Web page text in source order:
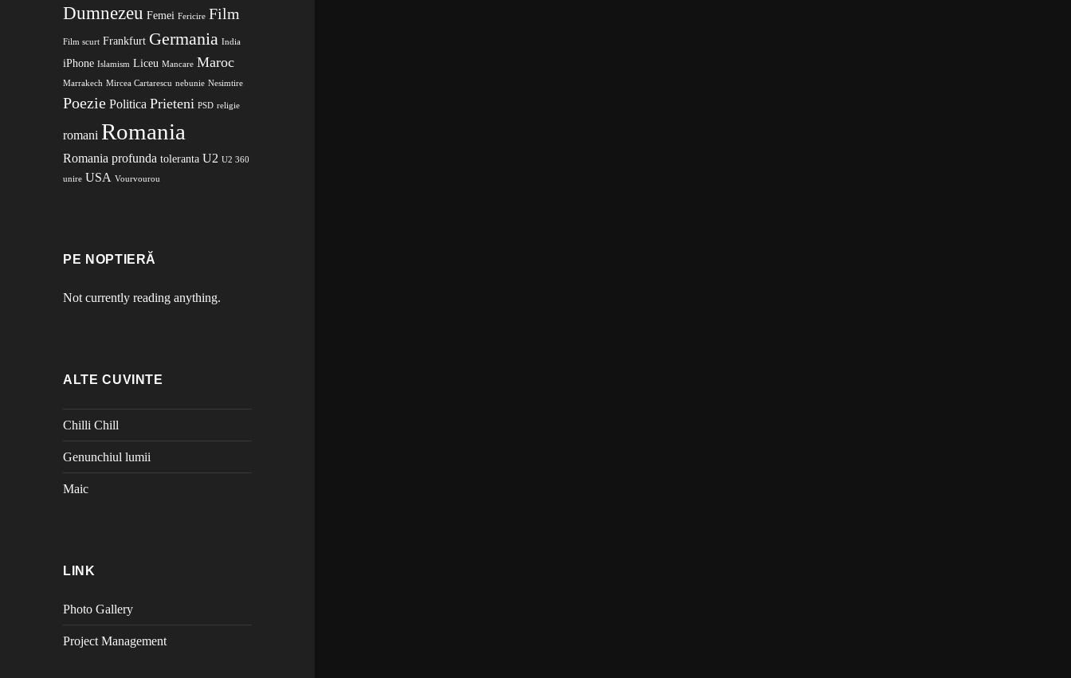
Dumnezeu Femei Fericire Film
Film scurt Frankfurt Germania India
iPhone Islamism Liceu Mancare Maroc
Marrakech Mircea Cartarescu nebunie Nesimtire
Poezie Politica Prieteni PSD religie
romani Romania
Romania profunda toleranta U2 U2 360
unire USA Vourvourou
PE NOPTIERĂ
Not currently reading anything.
ALTE CUVINTE
Chilli Chill
Genunchiul lumii
Maic
LINK
Photo Gallery
Project Management